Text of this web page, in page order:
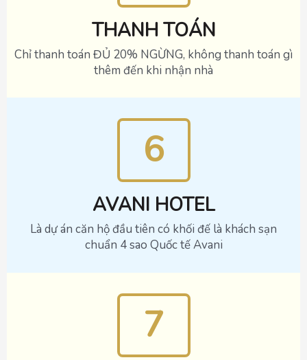
THANH TOÁN
Chỉ thanh toán ĐỦ 20% NGỪNG, không thanh toán gì
thêm đến khi nhận nhà
6
AVANI HOTEL
Là dự án căn hộ đầu tiên có khối đế là khách sạn
chuẩn 4 sao Quốc tế Avani
7